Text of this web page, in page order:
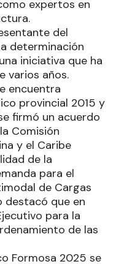
expertos en
del
determinación
iniciativa que ha
varios años.
encuentra
provincial 2015 y
firmó un acuerdo
Comisión
y el Caribe
de la
para el
de Cargas
destacó que en
para la
de las
Formosa 2025 se